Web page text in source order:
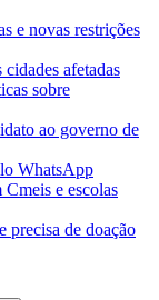
e novas restrições
afetadas
sobre
ao governo de
WhatsApp
e escolas
precisa de doação